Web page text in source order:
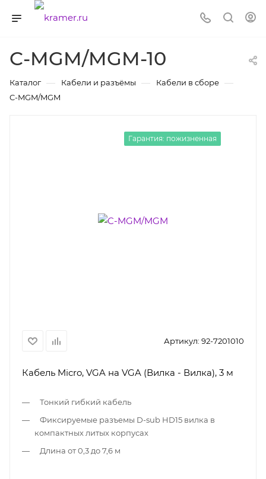
C-MGM/MGM-10
Каталог — Кабели и разъёмы — Кабели в сборе —
C-MGM/MGM
Гарантия: пожизненная
Артикул: 92-7201010
Кабель Micro, VGA на VGA (Вилка - Вилка), 3 м
Тонкий гибкий кабель
Фиксируемые разъемы D-sub HD15 вилка в
компактных литых корпусах
Длина от 0,3 до 7,6 м